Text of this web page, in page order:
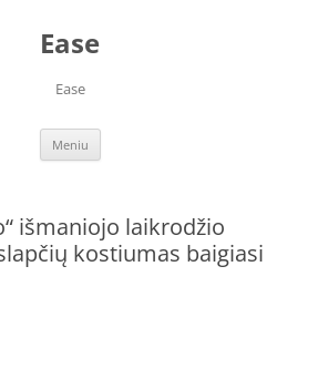
Ease
Ease
Meniu
išmaniojo laikrodžio
kostiumas baigiasi